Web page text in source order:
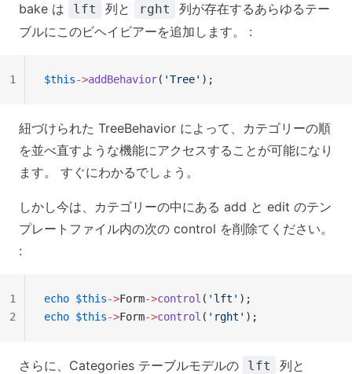
bake は lft 列と rght
列が存在するあらゆるテー
ブルにこのビヘイビアーを追加します。 :
$this->addBehavior( 'Tree' );
1
紐づけられた TreeBehavior によって、カテゴリーの順
を並べ直すような機能にアクセスすることが可能になり
ます。 すぐにわかるでしょう。
しかし今は、カテゴリーの中にある add と edit のテン
プレートファイル内の次の control を削除てください。
:
echo $this->Form->control ( 'lft' );
echo $this->Form->control ( 'rght' );
1
2
さらに、Categories テーブルモデルの lft 列と